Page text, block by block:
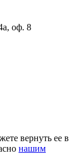
оф. 8
вернуть ее в
нашим